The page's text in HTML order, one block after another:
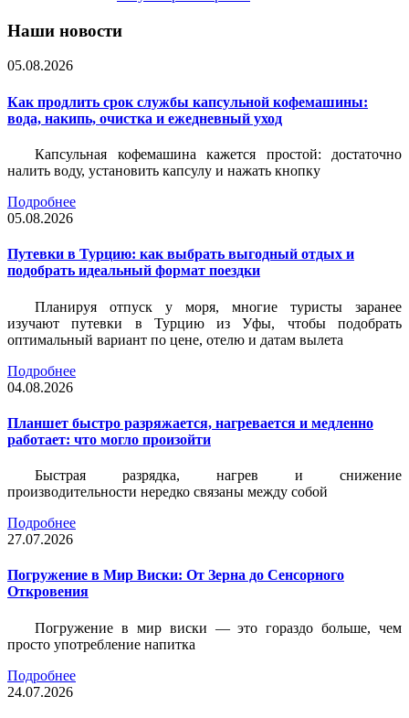
Наши новости
05.08.2026
Как продлить срок службы капсульной кофемашины:
вода, накипь, очистка и ежедневный уход
Капсульная кофемашина кажется простой: достаточно
налить воду, установить капсулу и нажать кнопку
Подробнее
05.08.2026
Путевки в Турцию: как выбрать выгодный отдых и
подобрать идеальный формат поездки
Планируя отпуск у моря, многие туристы заранее
изучают путевки в Турцию из Уфы, чтобы подобрать
оптимальный вариант по цене, отелю и датам вылета
Подробнее
04.08.2026
Планшет быстро разряжается, нагревается и медленно
работает: что могло произойти
Быстрая разрядка, нагрев и снижение
производительности нередко связаны между собой
Подробнее
27.07.2026
Погружение в Мир Виски: От Зерна до Сенсорного
Откровения
Погружение в мир виски — это гораздо больше, чем
просто употребление напитка
Подробнее
24.07.2026